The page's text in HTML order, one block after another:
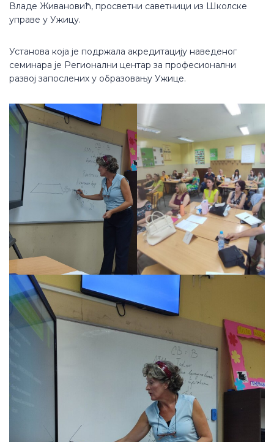
Владе Живановић, просветни саветници из Школске
управе у Ужицу.
Установа која је подржала акредитацију наведеног
семинара је Регионални центар за професионални
развој запослених у образовању Ужице.